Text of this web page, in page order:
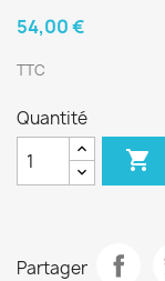
54,00 €
TTC
Quantité

Partager